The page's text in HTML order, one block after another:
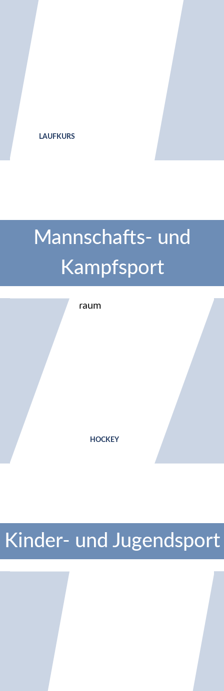
LAUFKURS
Mannschafts- und
Kampfsport
HOCKEY
Kinder- und Jugendsport